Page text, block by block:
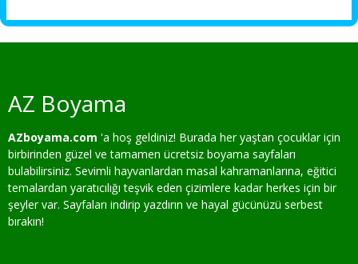
AZ Boyama
AZboyama.com 'a hoş geldiniz! Burada her yaştan çocuklar için
birbirinden güzel ve tamamen ücretsiz boyama sayfaları
bulabilirsiniz. Sevimli hayvanlardan masal kahramanlarına, eğitici
temalardan yaratıcılığı teşvik eden çizimlere kadar herkes için bir
şeyler var. Sayfaları indirip yazdırın ve hayal gücünüzü serbest
bırakın!